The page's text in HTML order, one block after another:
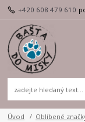
+420 608 479 610
Úvod Oblíbené